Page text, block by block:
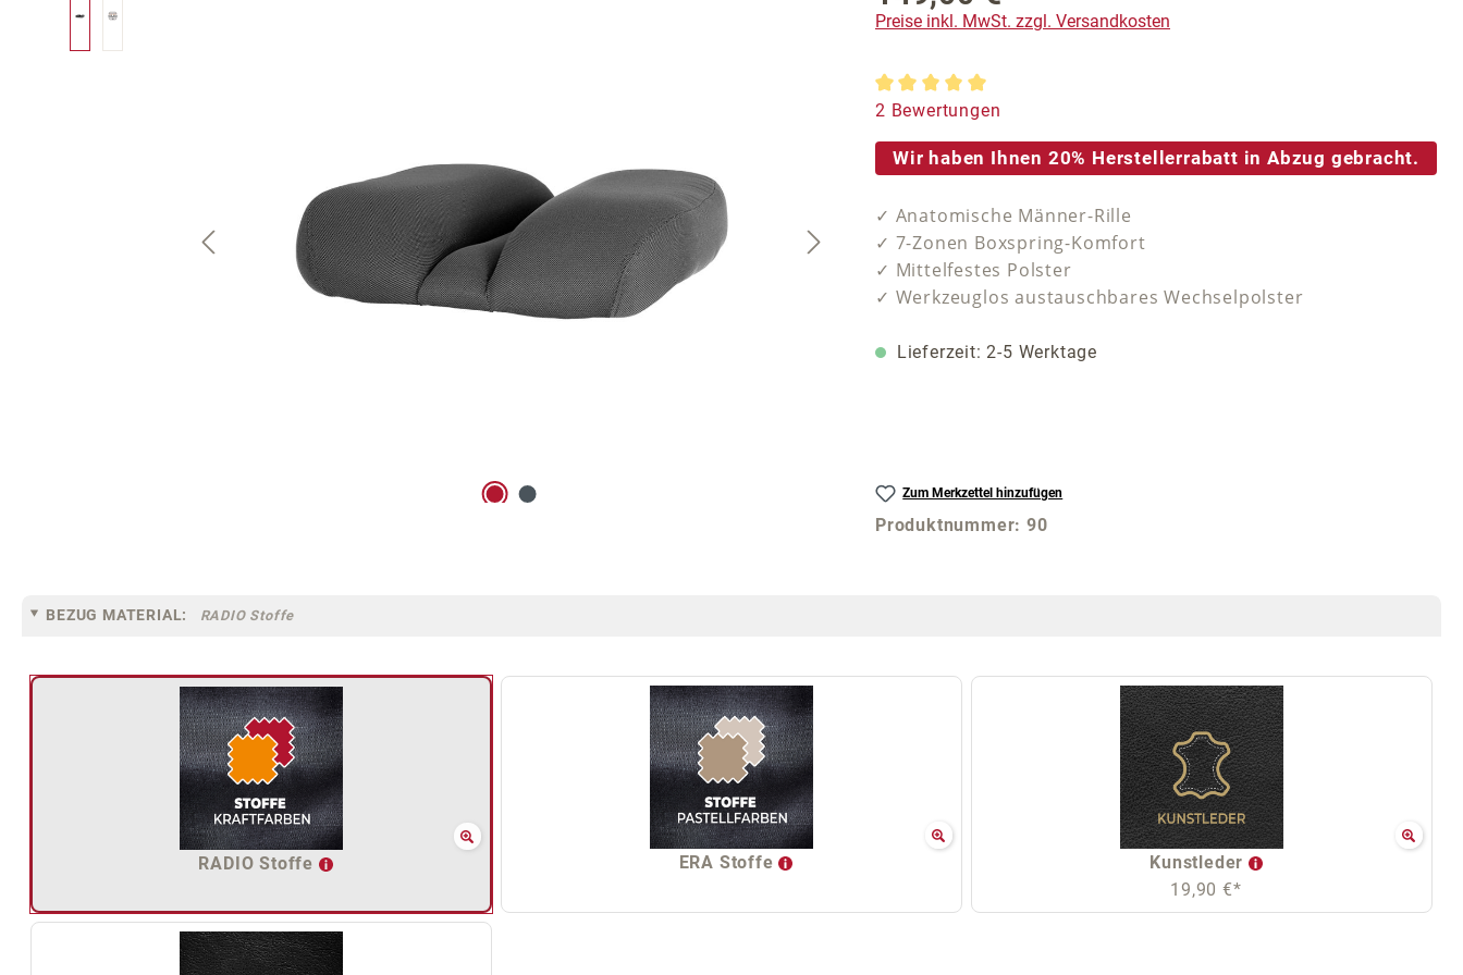
Preise inkl. MwSt. zzgl. Versandkosten
Durchschnittliche Bewertung von 5 von 5 Sternen
2 Bewertungen
Wir haben Ihnen 20% Herstellerrabatt in Abzug gebracht.
✓ Anatomische Männer-Rille
✓ 7-Zonen Boxspring-Komfort
✓ Mittelfestes Polster
✓ Werkzeuglos austauschbares Wechselpolster
Lieferzeit: 2-5 Werktage
Zum Merkzettel hinzufügen
Produktnummer:90
BEZUG MATERIAL: RADIO Stoffe
RADIO Stoffe ERA Stoffe
Kunstleder
19,90 €*